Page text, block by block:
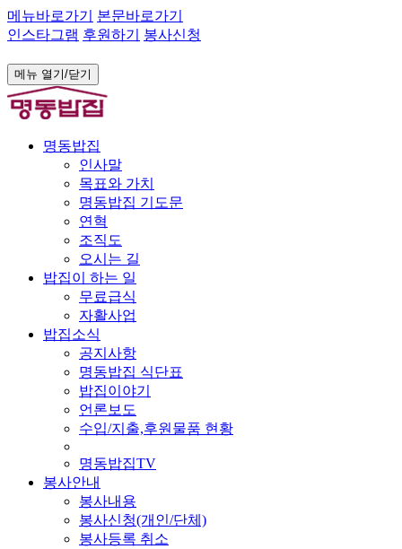
메뉴바로가기
본문바로가기
인스타그램 후원하기 봉사신청
메뉴 열기/닫기
명동밥집
인사말
목표와 가치
명동밥집 기도문
연혁
조직도
오시는 길
밥집이 하는 일
무료급식
자활사업
밥집소식
공지사항
명동밥집 식단표
밥집이야기
언론보도
수입/지출,후원물품 현황
명동밥집TV
봉사안내
봉사내용
봉사신청(개인/단체)
봉사등록 취소